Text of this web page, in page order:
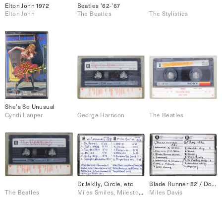
Elton John 1972
Elton John
Beatles ’62-’67
The Beatles
The Stylistics
She’s So Unusual
Cyndi Lauper
George Harrison The Beatles
The Beatles
Dr.Jeklly, Circle, etc
Miles Smiles, Milestones
Blade Runner 82 / Doo Bop 92
Miles Davis